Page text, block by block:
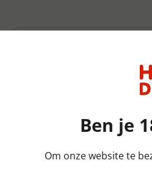
Ben je
Om onze website te